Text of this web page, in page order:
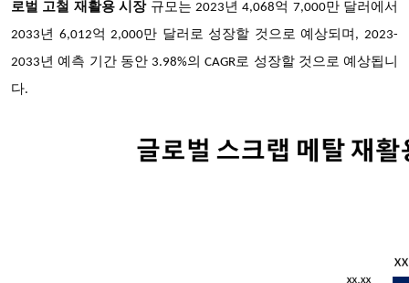
로벌 고철 재활용 시장규모는 2023년 4,068억 7,000만 달러에서
2033년 6,012억 2,000만 달러로 성장할 것으로 예상되며, 2023-
2033년 예측 기간 동안 3.98%의 CAGR로 성장할 것으로 예상됩니
다.